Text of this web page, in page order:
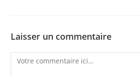
Laisser un commentaire
Comment